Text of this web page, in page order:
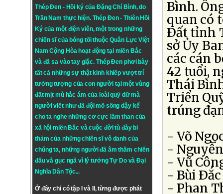
Thép Đen - Hồi ký của Đặng Chí Bình, do
Trần Nam thực hiện. Thép Đen- Thiên Hồi
Ký của một điện viên, một trong những
chiến sĩ của bóng tối thuộc Quân Lực Việt
Nam Cộng Hòa hoạt động tại miền Bắc
và đã sa vào tay giặc. Thép Đen phơi bày
tất cả những sự thật kinh khiếp vượt trí
tưởng tượng của con người tại một vùng
đất mịt mù hắc ám của loài quỷ dữ mà
người viết như đã đội mồ sống dậy kể
cho ta nghe những cơ cực lầm than của
xã hội miền Bắc và cuộc đời tù đày bi
thảm của những chiến sĩ vô danh của
chúng ta, những người đã âm thầm chiến
đấu và gục ngã vì lý tưởngTự DovàĐại
Nghĩa Dân Tộc...
Ở đây chỉ có tập I và II, từng được phát
Bình.
quan có
Ðất tỉnh
sở Ủy
các cán
42 tuổi,
Thái
Triển
trúng
- Võ
-
- Vũ
- Bùi
- Phan